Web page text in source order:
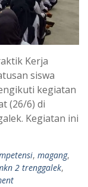
Kerja
siswa
kegiatan
(26/6) di
Kegiatan ini
, magang,
2 trenggalek,